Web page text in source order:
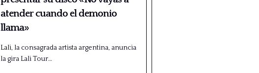
atender cuando el demonio
llama»
Lali, la consagrada artista argentina, anuncia
la gira Lali Tour…